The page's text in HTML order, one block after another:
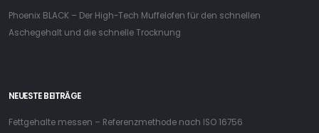
Phoenix BLACK – Der High-Tech Muffelofen für den schnellen
Aschegehalt und die schnelle Trocknung
NEUESTE BEITRÄGE
Fettgehalte messen – Referenzmethode nach ISO 16756